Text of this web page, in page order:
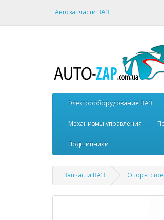
Автозапчасти ВАЗ
Электрооборудование ВАЗ
Механизмы управления
Подшипники
Запчасти ВАЗ Опоры